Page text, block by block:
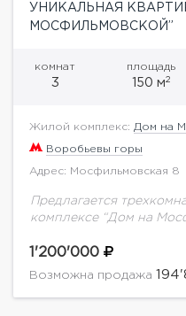
УНИКАЛЬНАЯ
МОСФИЛЬМОВСКОЙ”
комнат
3
площадь
150 м2
Жилой комплекс: Дом на
Воробьевы горы
Адрес: Мосфильмовская 8
Предлагается
комплексе “Дом на
Квартира полностью
мебелью из чисто
1'200'000
Возможна продажа